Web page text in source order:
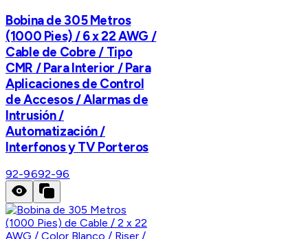
Bobina de 305 Metros
(1000 Pies) / 6 x 22 AWG /
Cable de Cobre / Tipo
CMR / Para Interior / Para
Aplicaciones de Control
de Accesos / Alarmas de
Intrusión /
Automatización /
Interfonos y TV Porteros
92-9692-96